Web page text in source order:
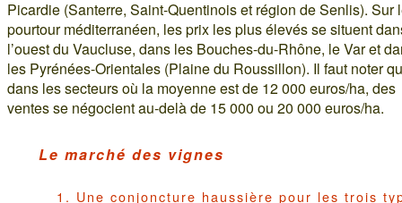
Picardie (Santerre, Saint-Quentinois et région de Senlis). Sur
pourtour méditerranéen, les prix les plus élevés se situent
l’ouest du Vaucluse, dans les Bouches-du-Rhône, le Var et
les Pyrénées-Orientales (Plaine du Roussillon). Il faut noter
dans les secteurs où la moyenne est de 12 000 euros/ha, des
ventes se négocient au-delà de 15 000 ou 20 000 euros/ha.
Le marché des vignes
1. Une conjoncture haussière pour les trois